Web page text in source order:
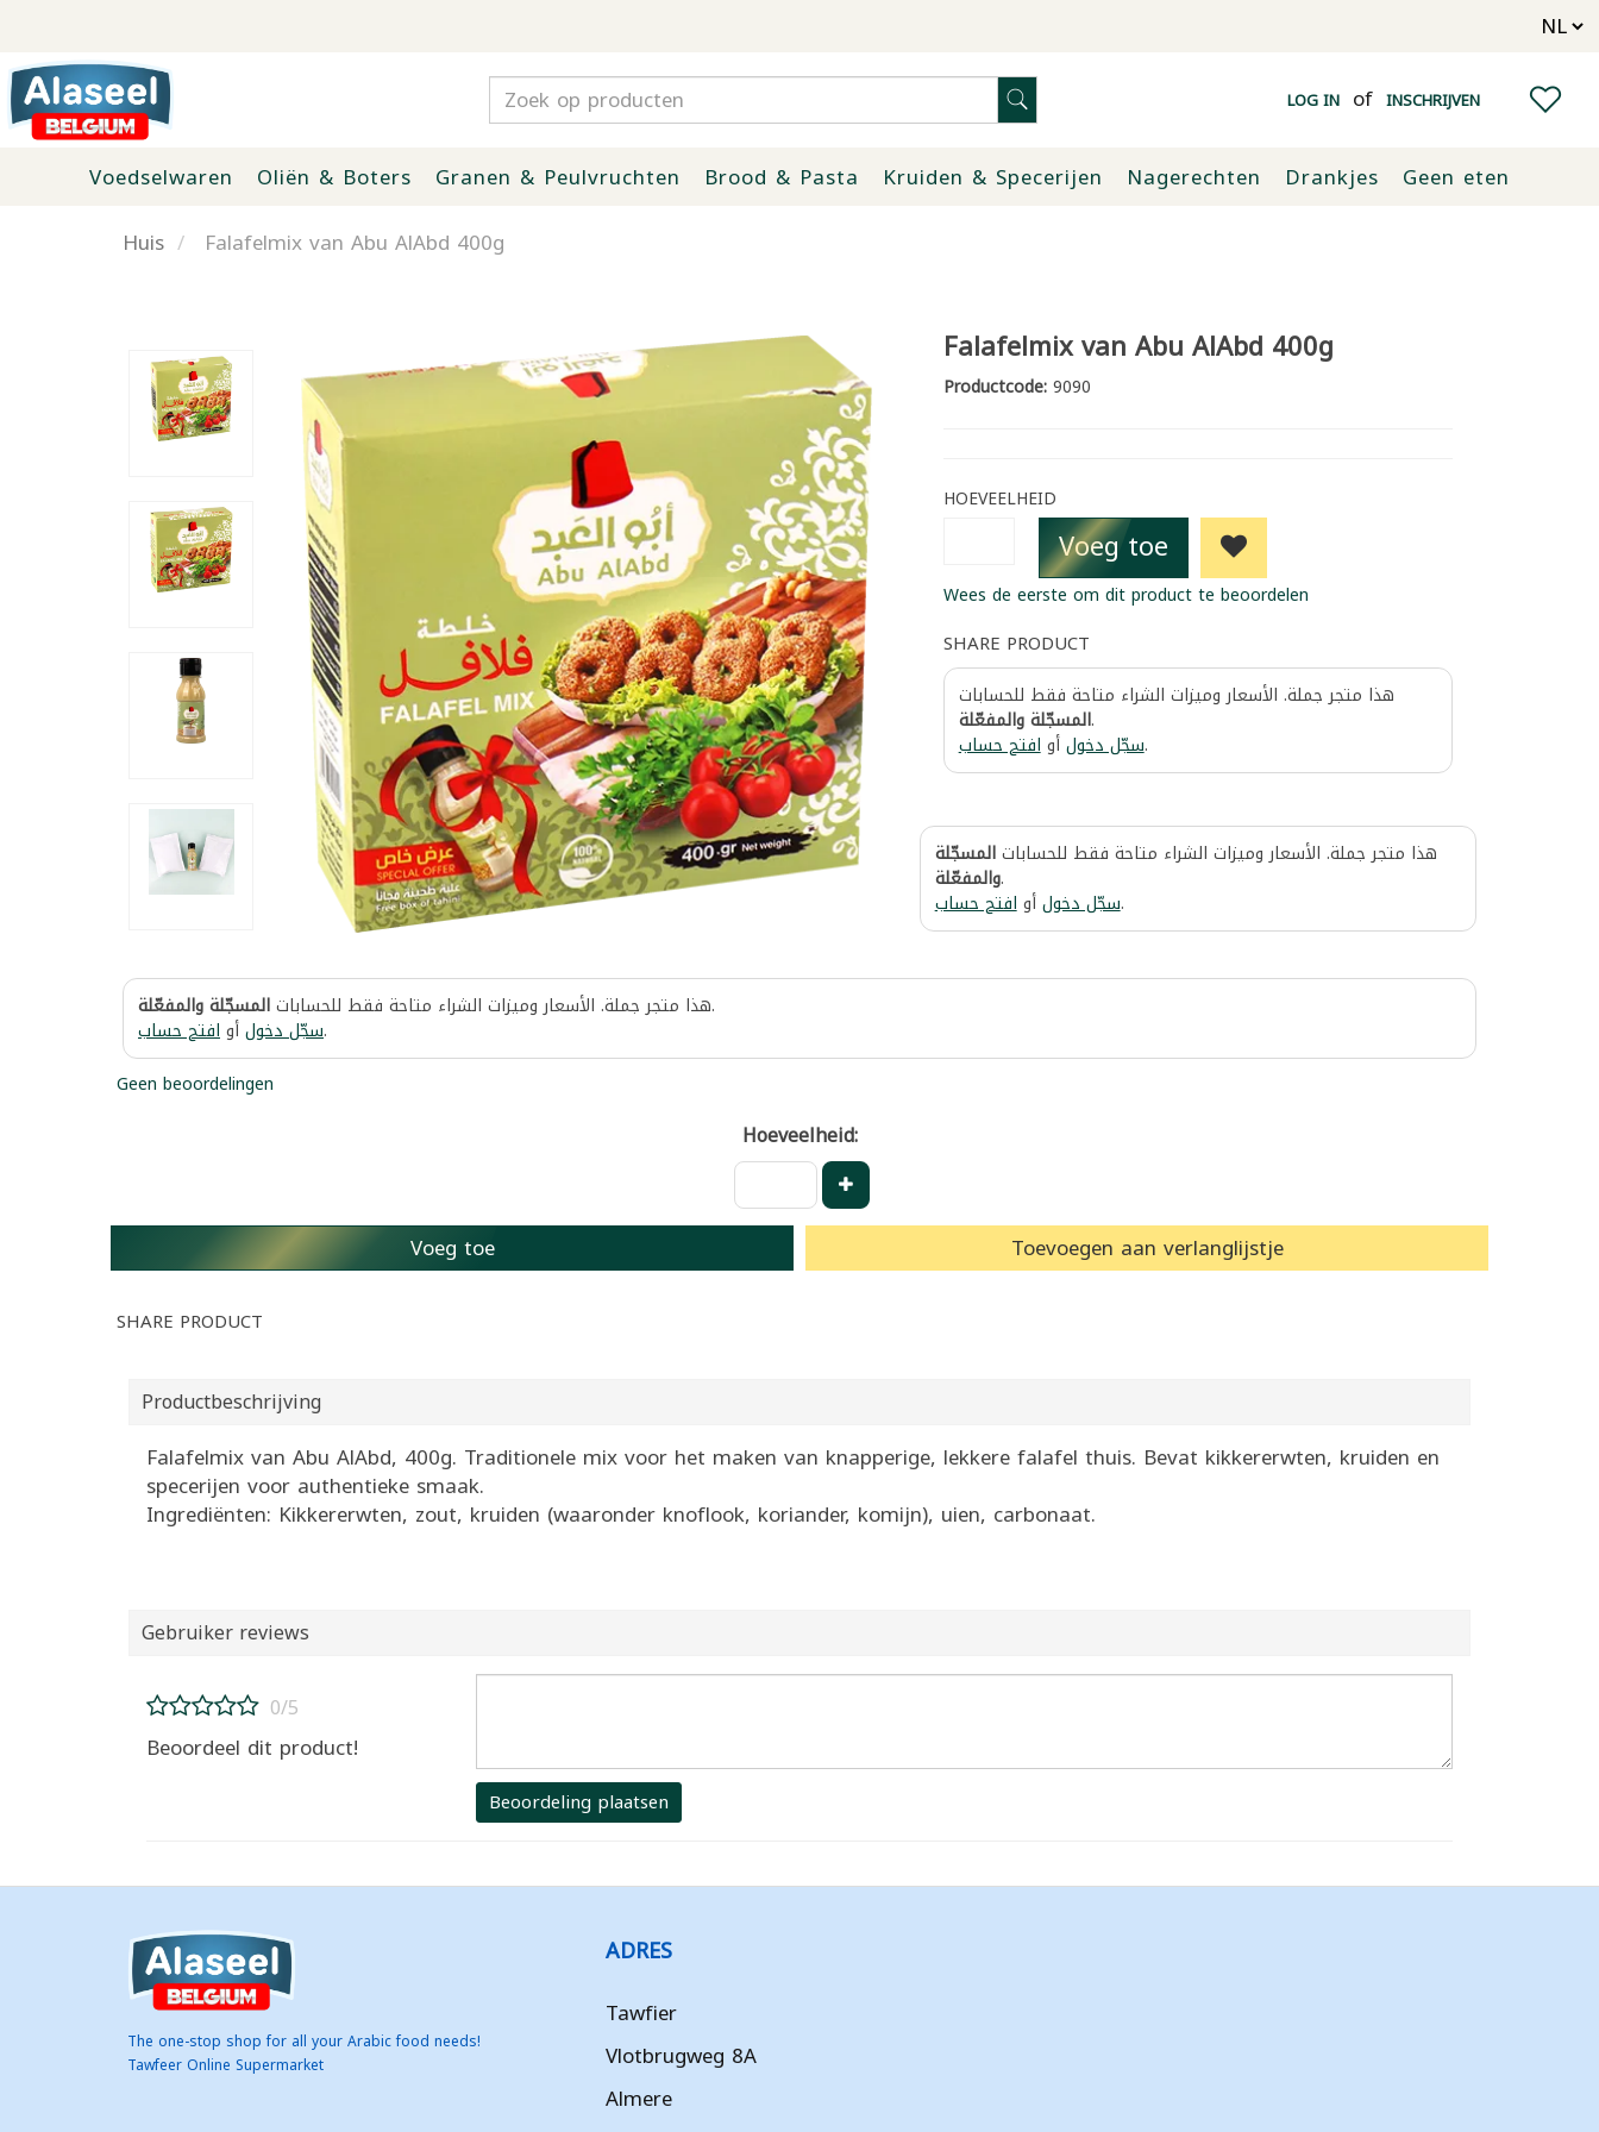
LOG IN of INSCHRIJVEN
Voedselwaren Oliën & Boters Granen & Peulvruchten Brood & Pasta Kruiden & Specerijen Nagerechten Drankjes
Geen eten
Huis
Falafelmix van Abu AlAbd 400g
Falafelmix van Abu AlAbd 400g
Productcode:9090
HOEVEELHEID
Voeg toe
Wees de eerste om dit product te beoordelen
SHARE PRODUCT
هذا متجر جملة. الأسعار وميزات الشراء متاحة فقط للحسابات
المسجّلة والمفعّلة.
سجّل دخولأوافتح حساب .
هذا متجر جملة. الأسعار وميزات الشراء متاحة فقط للحساباتالمسجّلة
والمفعّلة.
سجّل دخولأوافتح حساب .
هذا متجر جملة. الأسعار وميزات الشراء متاحة فقط للحساباتالمسجّلة والمفعّلة .
سجّل دخولأوافتح حساب
.
Geen beoordelingen
Hoeveelheid:
Voeg toe Toevoegen aan verlanglijstje
SHARE PRODUCT
Productbeschrijving
Falafelmix van Abu AlAbd, 400g. Traditionele mix voor het maken van knapperige, lekkere falafel thuis. Bevat kikkererwten, kruiden en
specerijen voor authentieke smaak.
Ingrediënten: Kikkererwten, zout, kruiden (waaronder knoflook, koriander, komijn), uien, carbonaat.
Gebruiker reviews
0/5
Beoordeel dit product!
Beoordeling plaatsen
The one-stop shop for all your Arabic food needs!
Tawfeer Online Supermarket
ADRES
Tawfier
Vlotbrugweg 8A
Almere